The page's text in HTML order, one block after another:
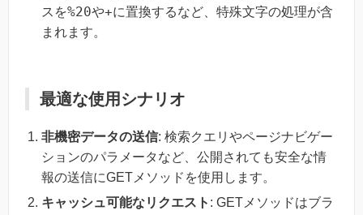
スを%20や+に置換するなど、特殊文字の処理が含
まれます。
最適な使用シナリオ
非機密データの送信: 検索クエリやページナビゲー
ションのパラメータなど、公開されても安全な情
報の送信にGETメソッドを使用します。
キャッシュ可能なリクエスト : GETメソッドはブラ